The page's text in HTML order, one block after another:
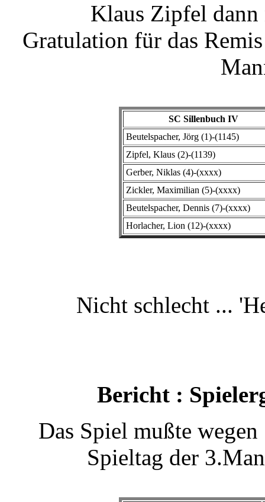
Klaus Zipfel dann
Gratulation für das
SC Sillenbuch IV
Beutelspacher, Jörg (1)-(1145)
Zipfel, Klaus (2)-(1139)
Gerber, Niklas (4)-(xxxx)
Zickler, Maximilian (5)-(xxxx)
Beutelspacher, Dennis (7)-(xxxx)
Horlacher, Lion (12)-(xxxx)
Nicht schlecht ...
Bericht :
Das Spiel mußte
Spieltag der